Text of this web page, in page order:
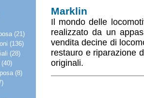
(21)
(136)
(28)
(8)
Marklin
Il mondo delle
realizzato da un
vendita decine di
restauro e riparazione
originali.